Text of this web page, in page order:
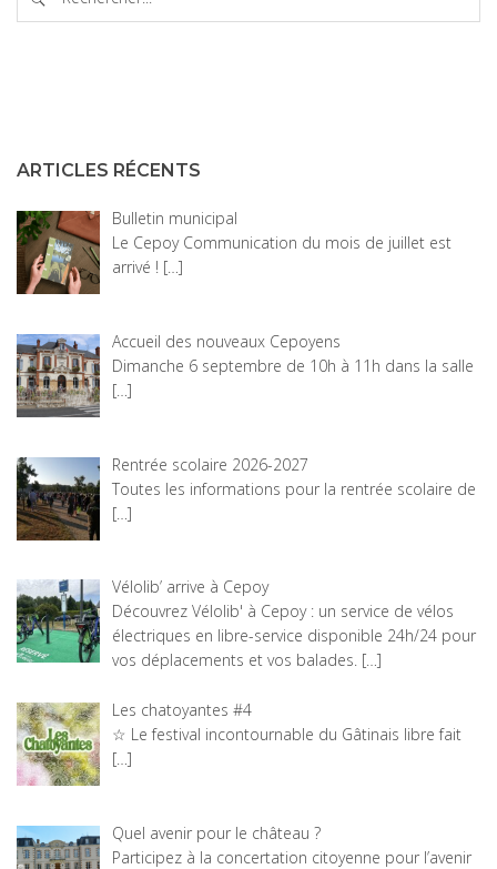
ARTICLES RÉCENTS
Bulletin municipal
Le Cepoy Communication du mois de juillet est
arrivé ! […]
Accueil des nouveaux Cepoyens
Dimanche 6 septembre de 10h à 11h dans la salle
[…]
Rentrée scolaire 2026-2027
Toutes les informations pour la rentrée scolaire de
[…]
Vélolib’ arrive à Cepoy
Découvrez Vélolib' à Cepoy : un service de vélos
électriques en libre-service disponible 24h/24 pour
vos déplacements et vos balades.[…]
Les chatoyantes #4
☆ Le festival incontournable du Gâtinais libre fait
[…]
Quel avenir pour le château ?
Participez à la concertation citoyenne pour l’avenir